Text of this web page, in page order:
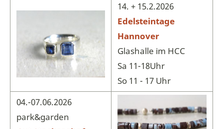
14. + 15.2.2026
Edelsteintage
Hannover
Glashalle im HCC
Sa 11-18Uhr
So 11 - 17 Uhr
04.-07.06.2026
park&garden